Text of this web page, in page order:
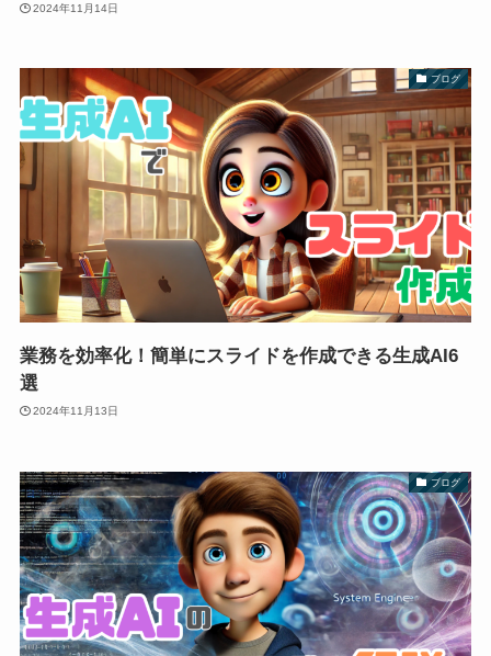
2024年11月14日
ブログ
業務を効率化！簡単にスライドを作成できる生成AI6
選
2024年11月13日
ブログ